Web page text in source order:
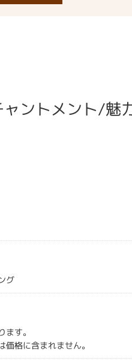
ントメント/魅
グ
す。
格に含まれません。